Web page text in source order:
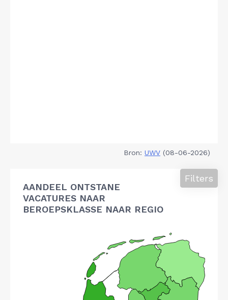
Bron: UWV (08-06-2026)
AANDEEL ONTSTANE
VACATURES NAAR
BEROEPSKLASSE NAAR REGIO
Filters